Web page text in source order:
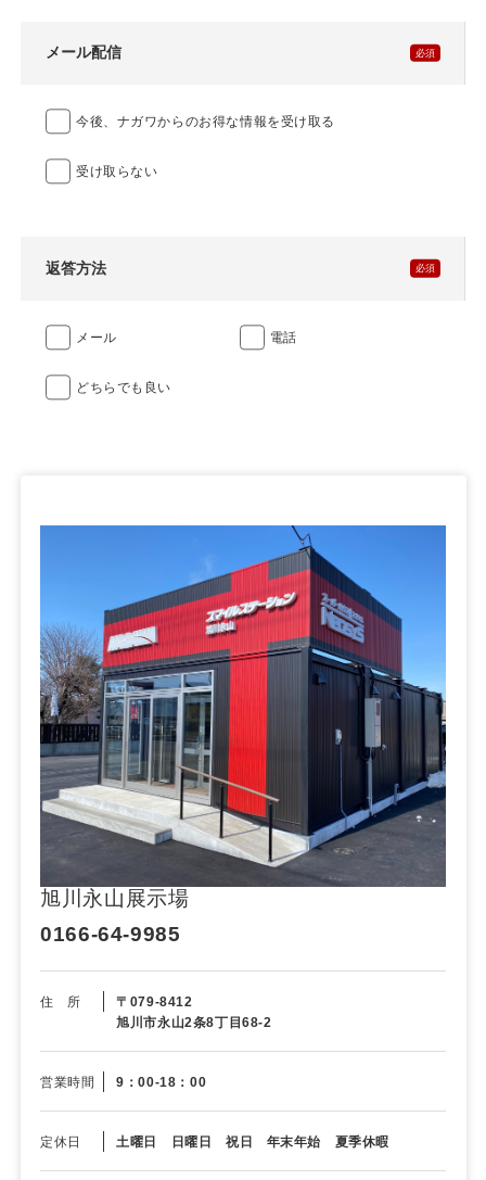
メール配信
今後、ナガワからのお得な情報を受け取る
受け取らない
返答方法
メール 電話
どちらでも良い
旭川永山展示場
0166-64-9985
住 所
〒079-8412
旭川市永山2条8丁目68-2
営業時間 9：00-18：00
定休日 土曜日 日曜日 祝日 年末年始 夏季休暇